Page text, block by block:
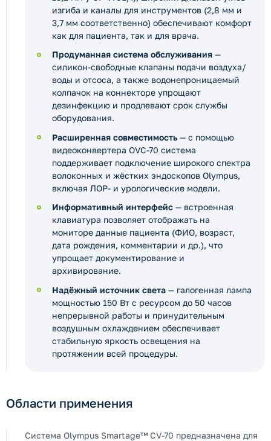
изгиба и каналы для инструментов (2,8 мм и
3,7 мм соответственно) обеспечивают комфорт
как для пациента, так и для врача.
Продуманная система обслуживания —
силикон-свободные клапаны подачи воздуха/
воды и отсоса, а также водонепроницаемый
колпачок на коннекторе упрощают
дезинфекцию и продлевают срок службы
оборудования.
Расширенная совместимость— с помощью
видеоконвертера OVC-70 система
поддерживает подключение широкого спектра
волоконных и жёстких эндоскопов Olympus,
включая ЛОР- и урологические модели.
Информативный интерфейс — встроенная
клавиатура позволяет отображать на
мониторе данные пациента (ФИО, возраст,
дата рождения, комментарии и др.), что
упрощает документирование и
архивирование.
Надёжный источник света — галогенная лампа
мощностью 150 Вт с ресурсом до 50 часов
непрерывной работы и принудительным
воздушным охлаждением обеспечивает
стабильную яркость освещения на
протяжении всей процедуры.
Области применения
Система Olympus Smartage™ CV-70 предназначена для